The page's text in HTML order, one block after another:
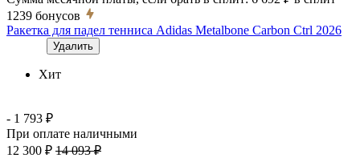
1239 бонусов
Ракетка для падел тенниса Adidas Metalbone Carbon Ctrl 2026
Удалить
Хит
- 1 793 ₽
При оплате наличными
12 300 ₽ 14 093 ₽